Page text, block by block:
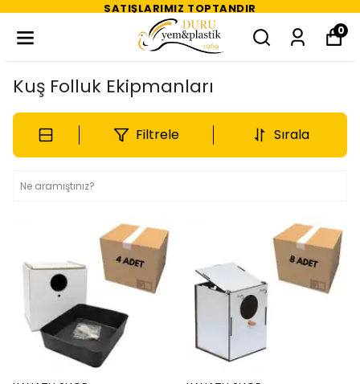
SATIŞLARIMIZ TOPTANDIR
0
Kuş Folluk Ekipmanları
Filtrele Sırala